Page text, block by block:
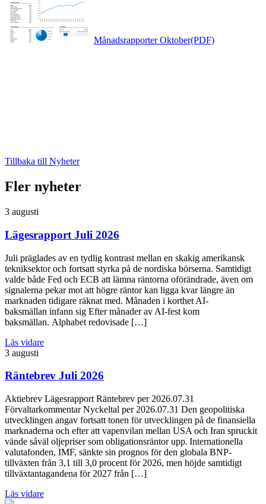
Månadsrapporter Oktober(PDF)
Tillbaka till Nyheter
Fler nyheter
3 augusti
Lägesrapport Juli 2026
Juli präglades av en tydlig kontrast mellan en skakig amerikansk
tekniksektor och fortsatt styrka på de nordiska börserna. Samtidigt
valde både Fed och ECB att lämna räntorna oförändrade, även om
signalerna pekar mot att högre räntor kan ligga kvar längre än
marknaden tidigare räknat med. Månaden i korthet AI-
baksmällan infann sig Efter månader av AI-fest kom
baksmällan. Alphabet redovisade […]
Läs vidare
3 augusti
Räntebrev Juli 2026
Aktiebrev Lägesrapport Räntebrev per 2026.07.31
Förvaltarkommentar Nyckeltal per 2026.07.31 Den geopolitiska
utvecklingen angav fortsatt tonen för utvecklingen på de finansiella
marknaderna och efter att vapenvilan mellan USA och Iran spruckit
vände såväl oljepriser som obligationsräntor upp. Internationella
valutafonden, IMF, sänkte sin prognos för den globala BNP-
tillväxten från 3,1 till 3,0 procent för 2026, men höjde samtidigt
tillväxtantagandena för 2027 från […]
Läs vidare